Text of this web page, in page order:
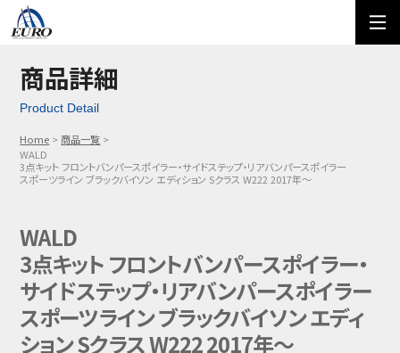
ご利用方法
メール問い合わせ
03-5674-7742
商品詳細
Product Detail
Home
商品一覧
WALD
3点キット フロントバンパースポイラー・サイドステップ・リアバンパースポイラー
スポーツライン ブラックバイソン エディション Sクラス W222 2017年～
WALD
3点キット フロントバンパースポイラー・
サイドステップ・リアバンパースポイラー
スポーツライン ブラックバイソン エディ
ション Sクラス W222 2017年～